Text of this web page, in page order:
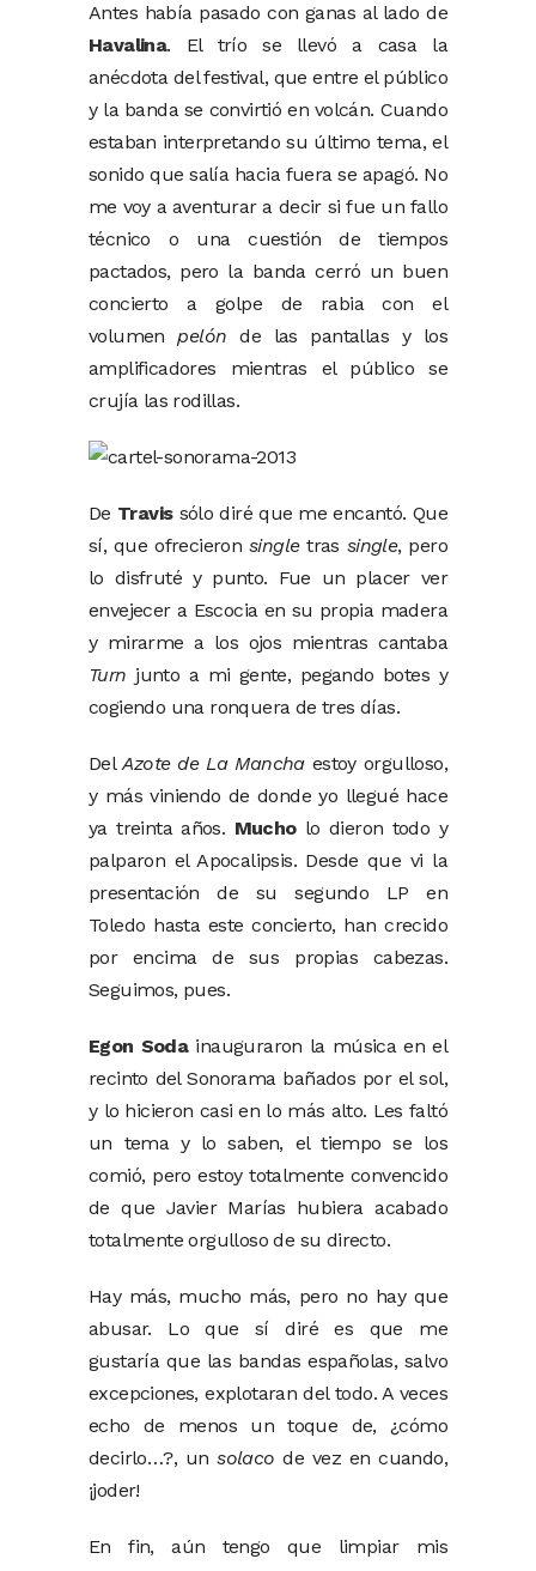
Antes había pasado con ganas al lado de
Havalina. El trío se llevó a casa la
anécdota del festival, que entre el público
y la banda se convirtió en volcán. Cuando
estaban interpretando su último tema, el
sonido que salía hacia fuera se apagó. No
me voy a aventurar a decir si fue un fallo
técnico o una cuestión de tiempos
pactados, pero la banda cerró un buen
concierto a golpe de rabia con el
volumenpelónde las pantallas y los
amplificadores mientras el público se
crujía las rodillas.
De Travissólo diré que me encantó. Que
sí, que ofrecieron singletras single, pero
lo disfruté y punto. Fue un placer ver
envejecer a Escocia en su propia madera
y mirarme a los ojos mientras cantaba
Turn junto a mi gente, pegando botes y
cogiendo una ronquera de tres días.
DelAzote de La Manchaestoy orgulloso,
y más viniendo de donde yo llegué hace
ya treinta años. Mucholo dieron todo y
palparon el Apocalipsis. Desde que vi la
presentación de su segundo LP en
Toledo hasta este concierto, han crecido
por encima de sus propias cabezas.
Seguimos, pues.
Egon Sodainauguraron la música en el
recinto del Sonorama bañados por el sol,
y lo hicieron casi en lo más alto. Les faltó
un tema y lo saben, el tiempo se los
comió, pero estoy totalmente convencido
de que Javier Marías hubiera acabado
totalmente orgulloso de su directo.
Hay más, mucho más, pero no hay que
abusar. Lo que sí diré es que me
gustaría que las bandas españolas, salvo
excepciones, explotaran del todo. A veces
echo de menos un toque de, ¿cómo
decirlo…?, unsolacode vez en cuando,
¡joder!
En fin, aún tengo que limpiar mis